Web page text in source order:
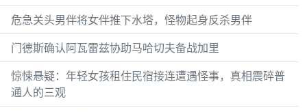
危急关头男伴将女伴推下水塔，怪物起身反杀男伴
门德斯确认阿瓦雷兹协助马哈切夫备战加里
惊悚悬疑：年轻女孩租住民宿接连遭遇怪事，真相震碎普
通人的三观